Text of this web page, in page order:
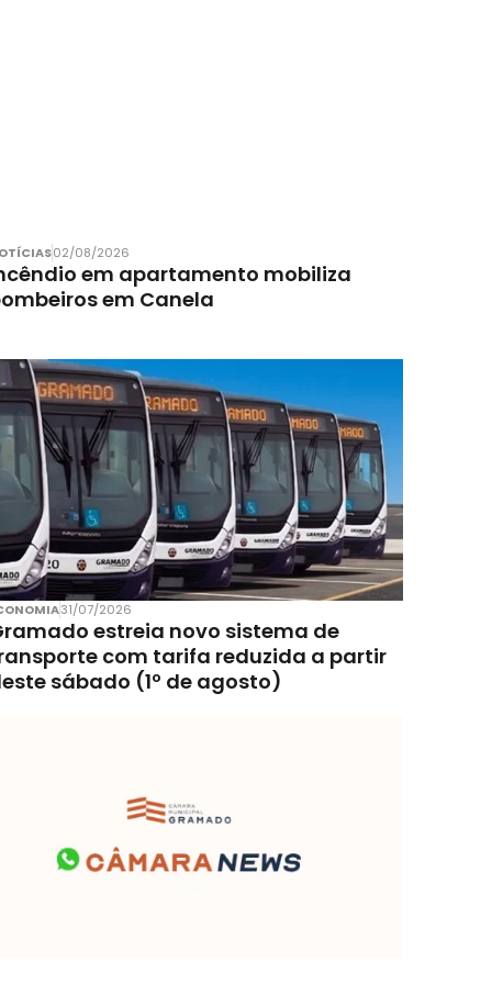
02/08/2026
em apartamento mobiliza
em Canela
31/07/2026
estreia novo sistema de
com tarifa reduzida a partir
sábado (1º de agosto)